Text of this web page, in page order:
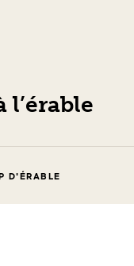
l’érable
D'ÉRABLE